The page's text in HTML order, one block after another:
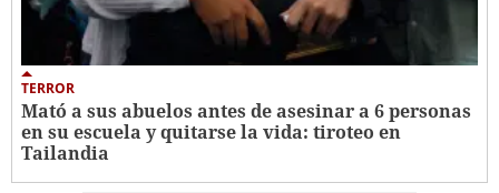
TERROR
Mató a sus abuelos antes de asesinar a 6 personas
en su escuela y quitarse la vida: tiroteo en
Tailandia